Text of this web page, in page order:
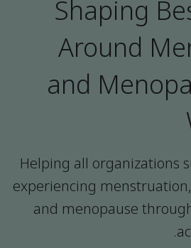
Shaping
Around
and
Helping all organizations
experiencing
and menopause